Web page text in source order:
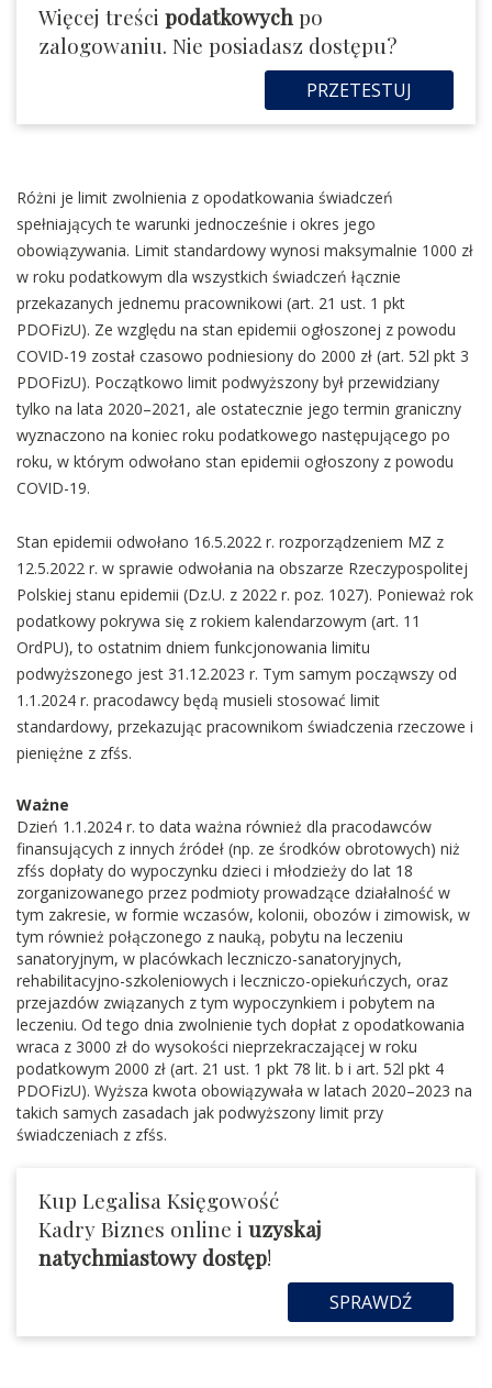
Więcej treści podatkowychpo
zalogowaniu. Nie posiadasz dostępu?
PRZETESTUJ
Różni je limit zwolnienia z opodatkowania świadczeń
spełniających te warunki jednocześnie i okres jego
obowiązywania. Limit standardowy wynosi maksymalnie 1000 zł
w roku podatkowym dla wszystkich świadczeń łącznie
przekazanych jednemu pracownikowi (art. 21 ust. 1 pkt
PDOFizU). Ze względu na stan epidemii ogłoszonej z powodu
COVID-19 został czasowo podniesiony do 2000 zł (art. 52l pkt 3
PDOFizU). Początkowo limit podwyższony był przewidziany
tylko na lata 2020–2021, ale ostatecznie jego termin graniczny
wyznaczono na koniec roku podatkowego następującego po
roku, w którym odwołano stan epidemii ogłoszony z powodu
COVID-19.
Stan epidemii odwołano 16.5.2022 r. rozporządzeniem MZ z
12.5.2022 r. w sprawie odwołania na obszarze Rzeczypospolitej
Polskiej stanu epidemii (Dz.U. z 2022 r. poz. 1027). Ponieważ rok
podatkowy pokrywa się z rokiem kalendarzowym (art. 11
OrdPU), to ostatnim dniem funkcjonowania limitu
podwyższonego jest 31.12.2023 r. Tym samym począwszy od
1.1.2024 r. pracodawcy będą musieli stosować limit
standardowy, przekazując pracownikom świadczenia rzeczowe i
pieniężne z zfśs.
Ważne
Dzień 1.1.2024 r. to data ważna również dla pracodawców
finansujących z innych źródeł (np. ze środków obrotowych) niż
zfśs dopłaty do wypoczynku dzieci i młodzieży do lat 18
zorganizowanego przez podmioty prowadzące działalność w
tym zakresie, w formie wczasów, kolonii, obozów i zimowisk, w
tym również połączonego z nauką, pobytu na leczeniu
sanatoryjnym, w placówkach leczniczo-sanatoryjnych,
rehabilitacyjno-szkoleniowych i leczniczo-opiekuńczych, oraz
przejazdów związanych z tym wypoczynkiem i pobytem na
leczeniu. Od tego dnia zwolnienie tych dopłat z opodatkowania
wraca z 3000 zł do wysokości nieprzekraczającej w roku
podatkowym 2000 zł (art. 21 ust. 1 pkt 78 lit. b i art. 52l pkt 4
PDOFizU). Wyższa kwota obowiązywała w latach 2020–2023 na
takich samych zasadach jak podwyższony limit przy
świadczeniach z zfśs.
Kup Legalisa Księgowość
Kadry Biznes online i uzyskaj
natychmiastowy dostęp!
SPRAWDŹ